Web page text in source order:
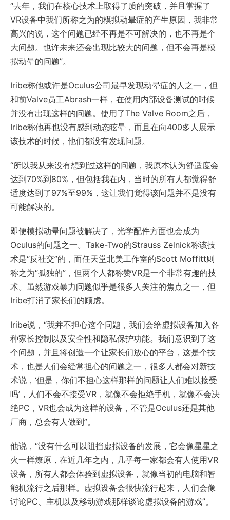
“去年，我们在核心技术上取得了质的突破，并且掌握了
VR设备中我们所称之为的模拟动晕症的产生原因，我非常
高兴的说，这个问题已经不再是不可解决的，也不再是个
大问题。也许未来还会出现比较大的问题，但不会再是模
拟动晕的问题”。
Iribe称他或许是Oculus公司最早发现动晕症的人之一，但
和前Valve员工Abrash一样，在使用内部设备测试的时候
并没有出现这样的问题。使用了The Valve Room之后，
Iribe称他再也没有感到动态眩晕，而且在向400多人展示
该技术的时候，他们都没有发现问题。
“所以我从来没有想到过这样的问题，我原本认为舒适度会
达到70%到80%，但包括我在内，当时的所有人都觉得舒
适度达到了97%至99%，这让我们觉得该问题并不是没有
可能解决的。
即便模拟动晕问题被解决了，光学配件方面也会成为
Oculus的问题之一。Take-Two的Strauss Zelnick称该技
术是“反社交”的，而任天堂北美工作室的Scott Moffitt则
称之为“孤独的”，但两个人都称赞VR是一个非常有趣的技
术。虽然游戏暴力问题似乎是很多人关注的焦点之一，但
Iribe打消了家长们的顾虑。
Iribe说，“我并不担心这个问题，我们会给虚拟设备加入各
种家长控制以及安全性和隐私保护功能。我们意识到了这
个问题，并且将创造一个让家长们放心的平台，这是个技
术，也是人们会经常担心的问题之一，很多人都会对新技
术说，‘但是，你们不担心这样那样的问题让人们难以接受
吗’，人们不会不接受VR，就像不会拒绝手机，就像不会决
绝PC，VR也会成为这样的设备，不管是Oculus还是其他
厂商，总会有人做到”。
他说，“没有什么可以阻挡虚拟设备的发展，它会像星星之
火一样燎原，在近几年之内，几乎每一家都会有人使用VR
设备，所有人都会体验到虚拟设备，就像当初的电脑和智
能机流行之后那样。虚拟设备会很快流行起来，人们会像
讨论PC、主机以及移动游戏那样谈论虚拟设备的游戏”。